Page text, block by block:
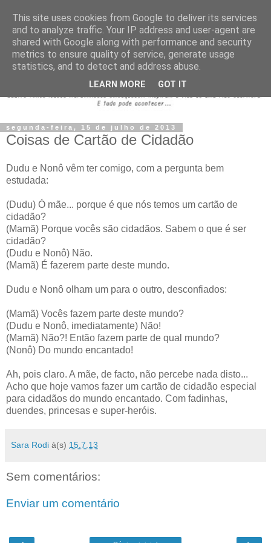
segunda-feira, 15 de julho de 2013
Coisas de Cartão de Cidadão
Dudu e Nonô vêm ter comigo, com a pergunta bem
estudada:
(Dudu) Ó mãe... porque é que nós temos um cartão de
cidadão?
(Mamã) Porque vocês são cidadãos. Sabem o que é ser
cidadão?
(Dudu e Nonô) Não.
(Mamã) É fazerem parte deste mundo.
Dudu e Nonô olham um para o outro, desconfiados:
(Mamã) Vocês fazem parte deste mundo?
(Dudu e Nonô, imediatamente) Não!
(Mamã) Não?! Então fazem parte de qual mundo?
(Nonô) Do mundo encantado!
Ah, pois claro. A mãe, de facto, não percebe nada disto...
Acho que hoje vamos fazer um cartão de cidadão especial
para cidadãos do mundo encantado. Com fadinhas,
duendes, princesas e super-heróis.
Sara Rodi à(s) 15.7.13
Sem comentários:
Enviar um comentário
This site uses cookies from Google to deliver its services
and to analyze traffic. Your IP address and user-agent are
shared with Google along with performance and security
metrics to ensure quality of service, generate usage
statistics, and to detect and address abuse.
LEARN MORE GOT IT